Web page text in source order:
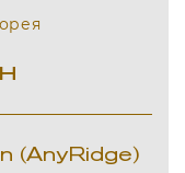
(AnyRidge)